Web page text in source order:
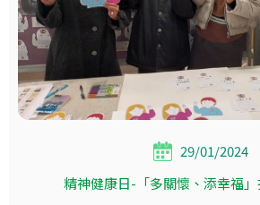
29/01/2024
精神健康日-「多關懷、添幸福